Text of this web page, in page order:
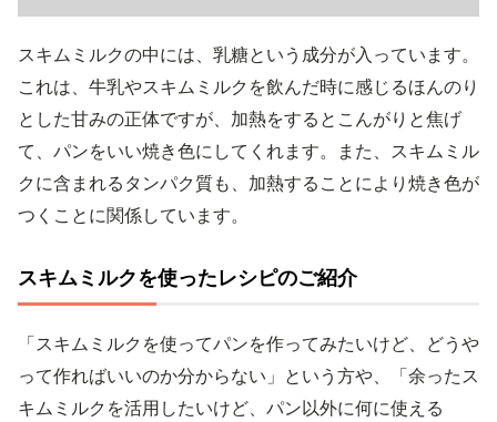
スキムミルクの中には、乳糖という成分が入っています。
これは、牛乳やスキムミルクを飲んだ時に感じるほんのり
とした甘みの正体ですが、加熱をするとこんがりと焦げ
て、パンをいい焼き色にしてくれます。また、スキムミル
クに含まれるタンパク質も、加熱することにより焼き色が
つくことに関係しています。
スキムミルクを使ったレシピのご紹介
「スキムミルクを使ってパンを作ってみたいけど、どうや
って作ればいいのか分からない」という方や、「余ったス
キムミルクを活用したいけど、パン以外に何に使える